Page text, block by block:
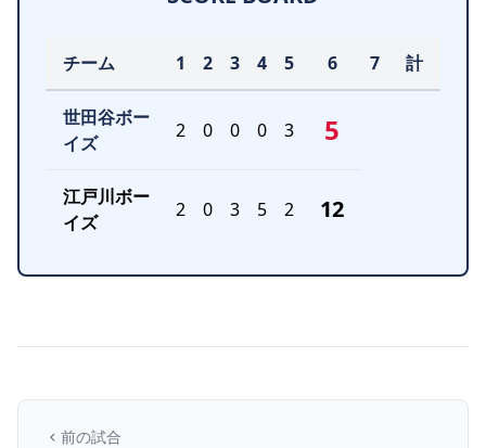
チーム 1 2 3 4 5 6 7 計
世田谷ボー
イズ
2 0 0 0 3 5
江戸川ボー
イズ
2 0 3 5 2 12
前の試合